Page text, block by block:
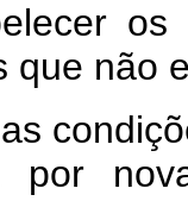
os
que não
por